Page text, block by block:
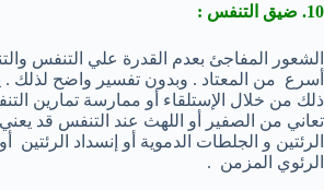
10. ضيق التنفس :
الشعور المفاجئ بعدم القدرة علي التنفس
أسرع من المعتاد . وبدون تفسير واضح لذلك .
ذلك من خلال الإستلقاء أو ممارسة تمارين
تعاني من الصفير أو اللهث عند التنفس قد يعني
الرئتين و الجلطات الدموية أو إنسداد الرئتين
الرئوي المزمن .